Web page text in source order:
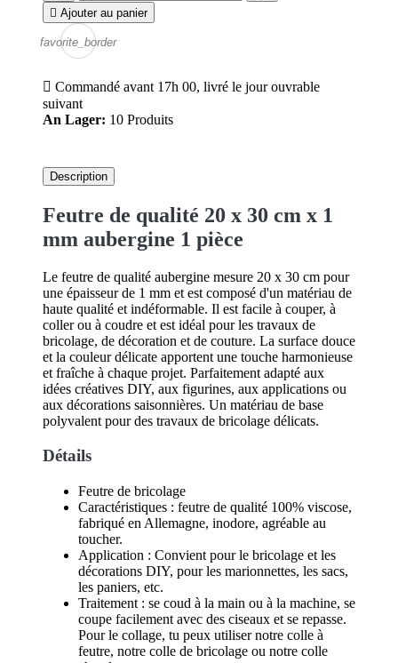
 Ajouter au panier
favorite_border
 Commandé avant 17h 00, livré le jour ouvrable
suivant
An Lager: 10 Produits
Description
Feutre de qualité 20 x 30 cm x 1
mm aubergine 1 pièce
Le feutre de qualité aubergine mesure 20 x 30 cm pour
une épaisseur de 1 mm et est composé d'un matériau de
haute qualité et indéformable. Il est facile à couper, à
coller ou à coudre et est idéal pour les travaux de
bricolage, de décoration et de couture. La surface douce
et la couleur délicate apportent une touche harmonieuse
et fraîche à chaque projet. Parfaitement adapté aux
idées créatives DIY, aux figurines, aux applications ou
aux décorations saisonnières. Un matériau de base
polyvalent pour des travaux de bricolage délicats.
Détails
Feutre de bricolage
Caractéristiques : feutre de qualité 100% viscose,
fabriqué en Allemagne, inodore, agréable au
toucher.
Application : Convient pour le bricolage et les
décorations DIY, pour les marionnettes, les sacs,
les paniers, etc.
Traitement : se coud à la main ou à la machine, se
coupe facilement avec des ciseaux et se repasse.
Pour le collage, tu peux utiliser notre colle à
feutre, notre colle de bricolage ou notre colle